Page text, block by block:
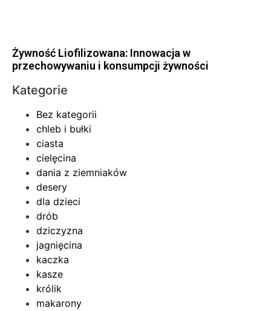
Żywność Liofilizowana: Innowacja w
przechowywaniu i konsumpcji żywności
Kategorie
Bez kategorii
chleb i bułki
ciasta
cielęcina
dania z ziemniaków
desery
dla dzieci
drób
dziczyzna
jagnięcina
kaczka
kasze
królik
makarony